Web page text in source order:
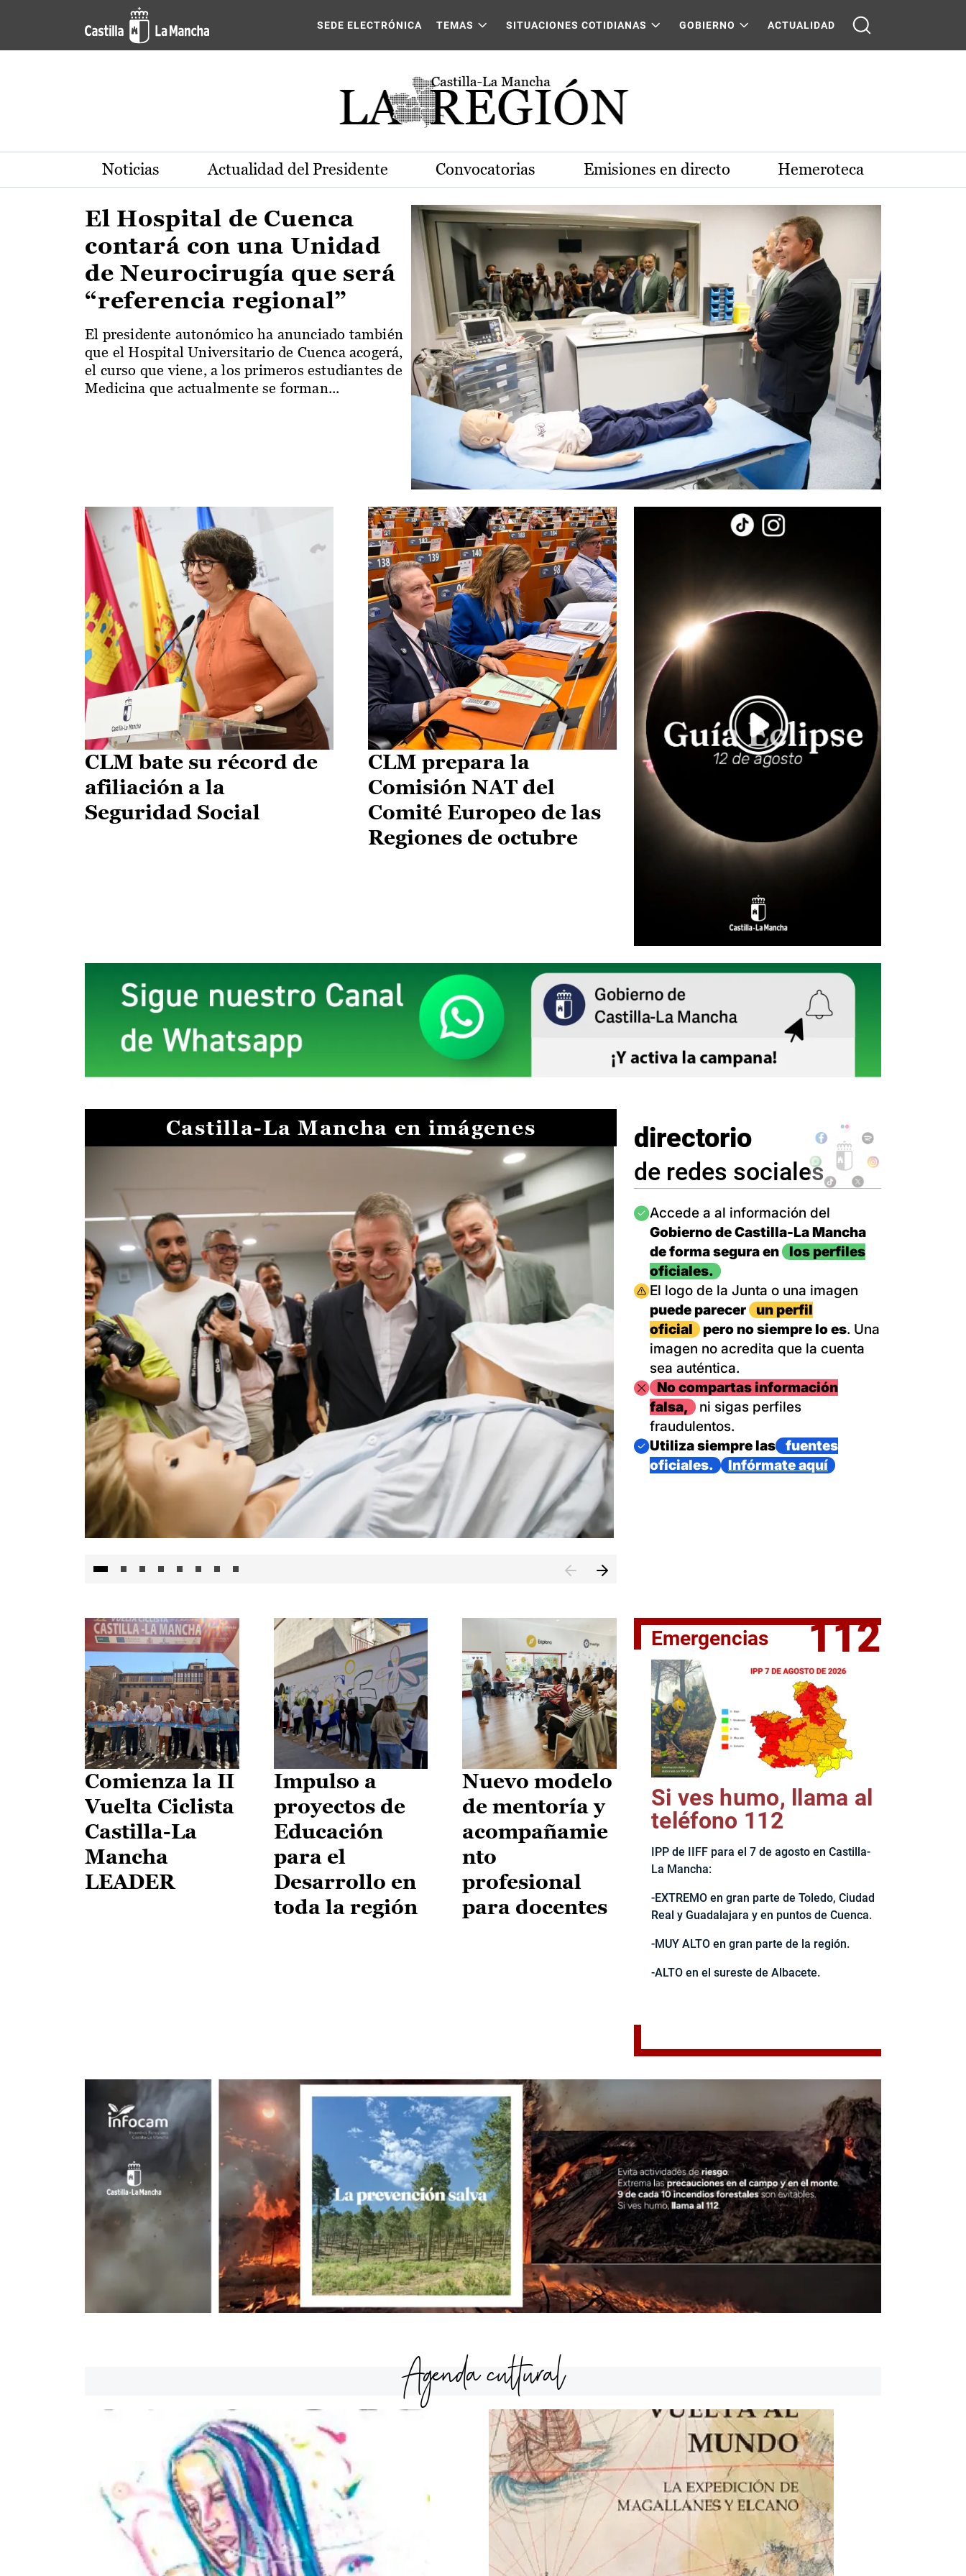
Pasar al contenido principal
Actualidad de la región de Castilla-La Mancha
SEDE ELECTRÓNICA TEMAS SITUACIONES COTIDIANAS GOBIERNO ACTUALIDAD
Noticias Actualidad del Presidente Convocatorias Emisiones en directo Hemeroteca
El Hospital de Cuenca
contará con una Unidad
de Neurocirugía que será
“referencia regional”
El presidente autonómico ha anunciado también
que el Hospital Universitario de Cuenca acogerá,
el curso que viene, a los primeros estudiantes de
Medicina que actualmente se forman...
CLM bate su récord de
afiliación a la
Seguridad Social
CLM prepara la
Comisión NAT del
Comité Europeo de las
Regiones de octubre
Castilla-La Mancha en imágenes
El jefe del Ejecutivo castellanomanchego, Emiliano García-
directorio
de redes sociales
Imagen
Accede a al información del
Gobierno de Castilla-La Mancha
de forma segura en
los perfiles
oficiales.
Imagen
El logo de la Junta o una imagen
puede parecer
un perfil
oficial
pero no siempre lo es. Una
imagen no acredita que la cuenta
sea auténtica.
ImagenNo compartas información
falsa,
ni sigas perfiles
fraudulentos.
Imagen
Utiliza siempre las
fuentes
oficiales.
Infórmate aquí
Comienza la II
Vuelta Ciclista
Castilla-La
Mancha
LEADER
Impulso a
proyectos de
Educación
para el
Desarrollo en
toda la región
Nuevo modelo
de mentoría y
acompañamie
nto
profesional
para docentes
Emergencias 112
Si ves humo, llama al
teléfono 112
IPP de IIFF para el 7 de agosto en Castilla-
La Mancha:
-EXTREMO en gran parte de Toledo, Ciudad
Real y Guadalajara y en puntos de Cuenca.
-MUY ALTO en gran parte de la región.
-ALTO en el sureste de Albacete.
Agenda cultural